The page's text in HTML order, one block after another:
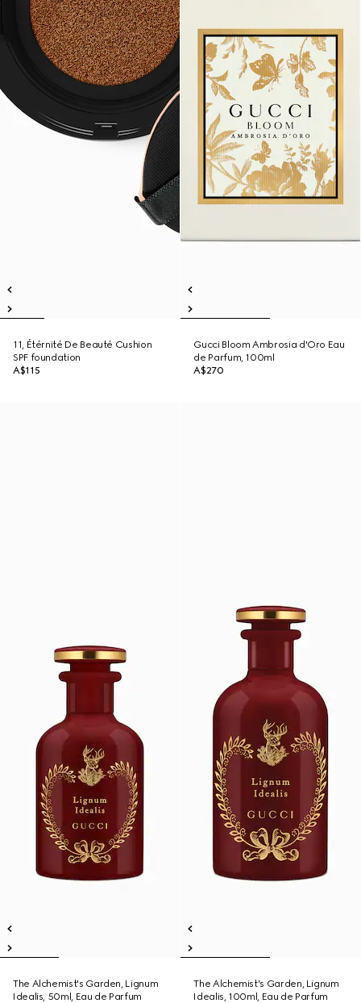
11, Étérnité De Beauté Cushion
SPF foundation
A$115
Gucci Bloom Ambrosia d'Oro Eau
de Parfum, 100ml
A$270
The Alchemist's Garden, Lignum
Idealis, 50ml, Eau de Parfum
The Alchemist's Garden, Lignum
Idealis, 100ml, Eau de Parfum